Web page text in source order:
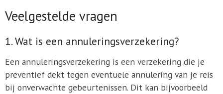
Veelgestelde vragen
1. Wat is een annuleringsverzekering?
Een annuleringsverzekering is een verzekering die je
preventief dekt tegen eventuele annulering van je reis
bij onverwachte gebeurtenissen. Dit kan bijvoorbeeld